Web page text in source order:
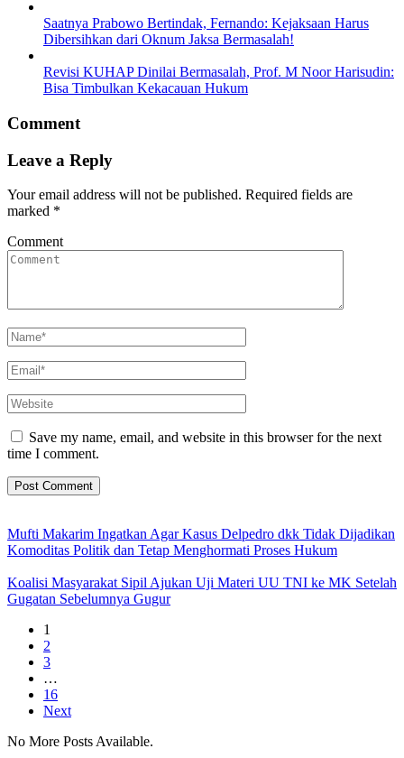
Saatnya Prabowo Bertindak, Fernando: Kejaksaan Harus
Dibersihkan dari Oknum Jaksa Bermasalah!
Revisi KUHAP Dinilai Bermasalah, Prof. M Noor Harisudin:
Bisa Timbulkan Kekacauan Hukum
Comment
Leave a Reply
Your email address will not be published. Required fields are
marked *
Comment
Save my name, email, and website in this browser for the next
time I comment.
Mufti Makarim Ingatkan Agar Kasus Delpedro dkk Tidak Dijadikan
Komoditas Politik dan Tetap Menghormati Proses Hukum
Koalisi Masyarakat Sipil Ajukan Uji Materi UU TNI ke MK Setelah
Gugatan Sebelumnya Gugur
1
2
3
…
16
Next
No More Posts Available.